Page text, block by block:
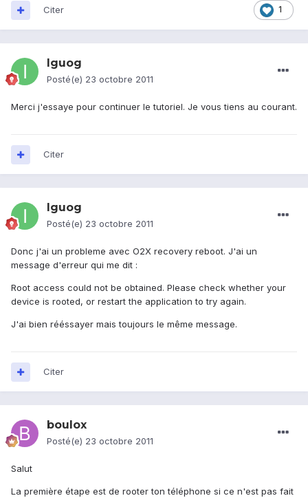
1
Citer
Iguog
Posté(e) 23 octobre 2011
Merci j'essaye pour continuer le tutoriel. Je vous tiens au courant.
Citer
Iguog
Posté(e) 23 octobre 2011
Donc j'ai un probleme avec O2X recovery reboot. J'ai un
message d'erreur qui me dit :
Root access could not be obtained. Please check whether your
device is rooted, or restart the application to try again.
J'ai bien rééssayer mais toujours le même message.
Citer
boulox
Posté(e) 23 octobre 2011
Salut
La première étape est de rooter ton téléphone si ce n'est pas fait